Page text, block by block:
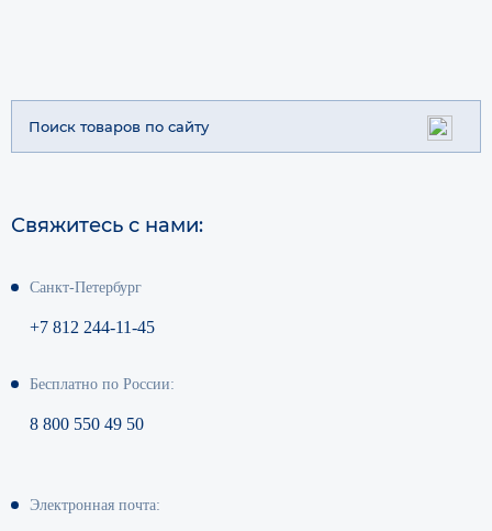
Свяжитесь с нами:
Санкт-Петербург
+7 812 244-11-45
Бесплатно по России:
8 800 550 49 50
Электронная почта: